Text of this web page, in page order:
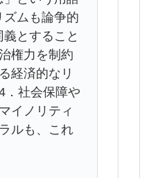
ムも論争的
とすること
権力を制約
経済的なリ
．社会保障や
イノリティ
ルも、これ